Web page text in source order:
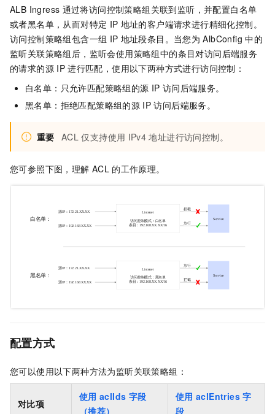
ALB Ingress 通过将访问控制策略组关联到监听，并配置白名单
或者黑名单，从而对特定 IP 地址的客户端请求进行精细化控制。
访问控制策略组包含一组 IP 地址段条目。当您为 AlbConfig 中的
监听关联策略组后，监听会使用策略组中的条目对访问后端服务
的请求的源 IP 进行匹配，使用以下两种方式进行访问控制：
白名单：只允许匹配策略组的源 IP 访问后端服务。
黑名单：拒绝匹配策略组的源 IP 访问后端服务。
重要 ACL 仅支持使用 IPv4 地址进行访问控制。
您可参照下图，理解 ACL 的工作原理。
配置方式
您可以使用以下两种方法为监听关联策略组：
对比项
使用 aclIds 字段
（推荐）
使用 aclEntries 字
段